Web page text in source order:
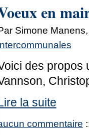
en
Simone
des propos
la suite
commentaire